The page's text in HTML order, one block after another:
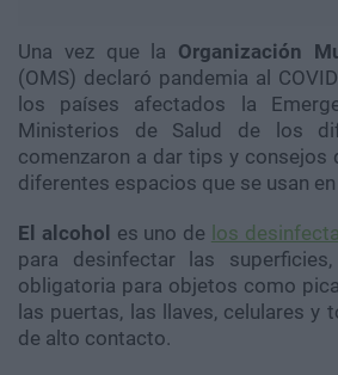
Una vez que la Organización
(OMS) declaró pandemia al
los países afectados la
Ministerios de Salud de los
comenzaron a dar tips y consejos
diferentes espacios que se usan
El alcohol es uno de los
para desinfectar las
obligatoria para objetos como
las puertas, las llaves, celulares y
de alto contacto.